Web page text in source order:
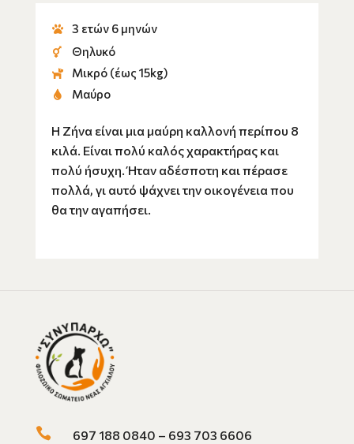
3 ετών 6 μηνών
Θηλυκό
Μικρό (έως 15kg)
Μαύρο
Η Ζήνα είναι μια μαύρη καλλονή περίπου 8
κιλά. Είναι πολύ καλός χαρακτήρας και
πολύ ήσυχη. Ήταν αδέσποτη και πέρασε
πολλά, γι αυτό ψάχνει την οικογένεια που
θα την αγαπήσει.
 697 188 0840 – 693 703 6606